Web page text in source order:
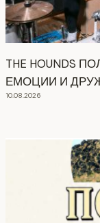
THE HOUNDS
ЕМОЦИИ И
10.08.2026